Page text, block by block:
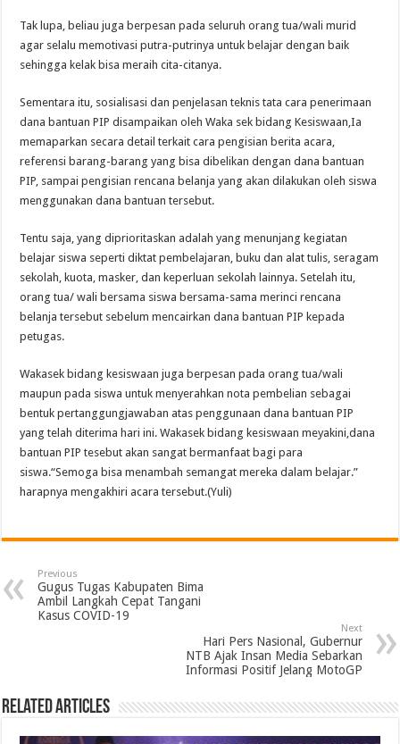
Tak lupa, beliau juga berpesan pada seluruh orang tua/wali murid
agar selalu memotivasi putra-putrinya untuk belajar dengan baik
sehingga kelak bisa meraih cita-citanya.
Sementara itu, sosialisasi dan penjelasan teknis tata cara penerimaan
dana bantuan PIP disampaikan oleh Waka sek bidang Kesiswaan,Ia
memaparkan secara detail terkait cara pengisian berita acara,
referensi barang-barang yang bisa dibelikan dengan dana bantuan
PIP, sampai pengisian rencana belanja yang akan dilakukan oleh siswa
menggunakan dana bantuan tersebut.
Tentu saja, yang diprioritaskan adalah yang menunjang kegiatan
belajar siswa seperti diktat pembelajaran, buku dan alat tulis, seragam
sekolah, kuota, masker, dan keperluan sekolah lainnya. Setelah itu,
orang tua/ wali bersama siswa bersama-sama merinci rencana
belanja tersebut sebelum mencairkan dana bantuan PIP kepada
petugas.
Wakasek bidang kesiswaan juga berpesan pada orang tua/wali
maupun pada siswa untuk menyerahkan nota pembelian sebagai
bentuk pertanggungjawaban atas penggunaan dana bantuan PIP
yang telah diterima hari ini. Wakasek bidang kesiswaan meyakini,dana
bantuan PIP tesebut akan sangat bermanfaat bagi para
siswa.“Semoga bisa menambah semangat mereka dalam belajar.”
harapnya mengakhiri acara tersebut.(Yuli)
Previous
Gugus Tugas Kabupaten Bima
Ambil Langkah Cepat Tangani
Kasus COVID-19
Next
Hari Pers Nasional, Gubernur
NTB Ajak Insan Media Sebarkan
Informasi Positif Jelang MotoGP
Related Articles